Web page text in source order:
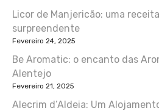
Licor de Manjericão: uma
surpreendente
Fevereiro 24, 2025
Be Aromatic: o encanto das
Alentejo
Fevereiro 21, 2025
Alecrim d’Aldeia: Um